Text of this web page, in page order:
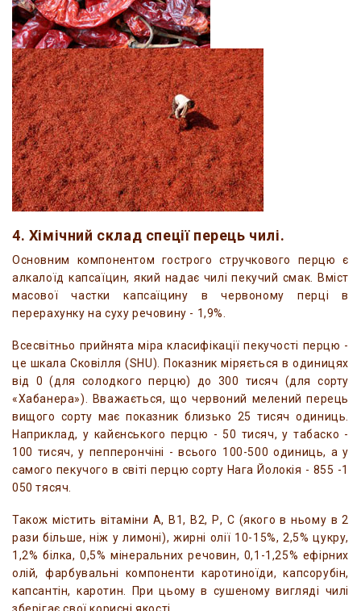
4. Хімічний склад спеції перець чилі.
Основним компонентом гострого стручкового перцю є
алкалоїд капсаїцин, який надає чилі пекучий смак. Вміст
масової частки капсаїцину в червоному перці в
перерахунку на суху речовину - 1,9%.
Всесвітньо прийнята міра класифікації пекучості перцю -
це шкала Сковілля (SHU). Показник міряється в одиницях
від 0 (для солодкого перцю) до 300 тисяч (для сорту
«Хабанера»). Вважається, що червоний мелений перець
вищого сорту має показник близько 25 тисяч одиниць.
Наприклад, у кайєнського перцю - 50 тисяч, у табаско -
100 тисяч, у пепперончіні - всього 100-500 одиниць, а у
самого пекучого в світі перцю сорту Нага Йолокія - 855 -1
050 тясяч.
Також містить вітаміни А, В1, В2, Р, С (якого в ньому в 2
рази більше, ніж у лимоні), жирні олії 10-15%, 2,5% цукру,
1,2% білка, 0,5% мінеральних речовин, 0,1-1,25% ефірних
олій, фарбувальні компоненти каротиноїди, капсорубін,
капсантін, каротин. При цьому в сушеному вигляді чилі